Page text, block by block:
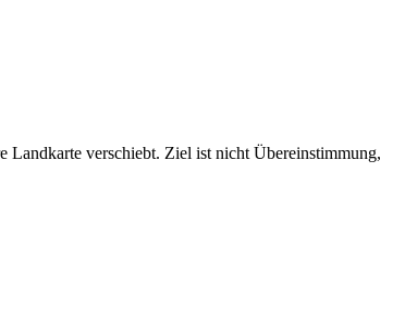
Landkarte verschiebt. Ziel ist nicht Übereinstimmung,